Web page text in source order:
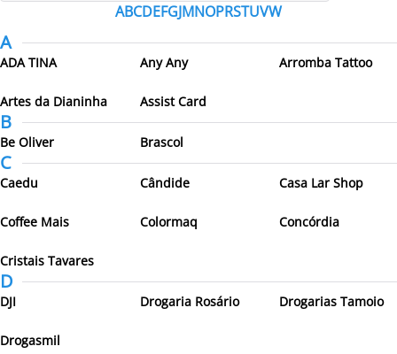
ABCDEFGJMNOPRSTUVW
A
ADA TINA Any Any Arromba Tattoo
Artes da Dianinha Assist Card
B
Be Oliver Brascol
C
Caedu Cândide Casa Lar Shop
Coffee Mais Colormaq Concórdia
Cristais Tavares
D
DJI Drogaria Rosário Drogarias Tamoio
Drogasmil